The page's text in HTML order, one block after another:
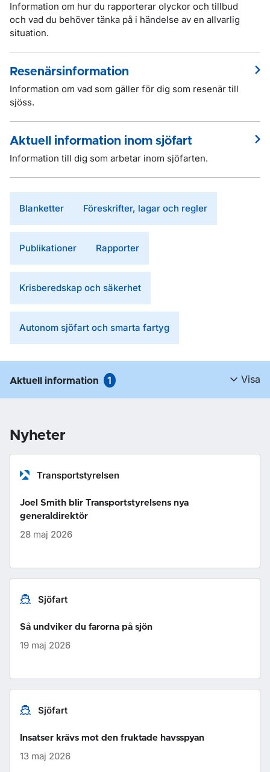
Information om hur du rapporterar olyckor och tillbud
och vad du behöver tänka på i händelse av en allvarlig
situation.
Resenärsinformation
Information om vad som gäller för dig som resenär till
sjöss.
Aktuell information inom sjöfart
Information till dig som arbetar inom sjöfarten.
Blanketter Föreskrifter, lagar och regler
Publikationer Rapporter
Krisberedskap och säkerhet
Autonom sjöfart och smarta fartyg
Aktuell information 1 Visa
Nyheter
Transportstyrelsen
Joel Smith blir Transportstyrelsens nya
generaldirektör
28 maj 2026
Sjöfart
Så undviker du farorna på sjön
19 maj 2026
Sjöfart
Insatser krävs mot den fruktade havsspyan
13 maj 2026